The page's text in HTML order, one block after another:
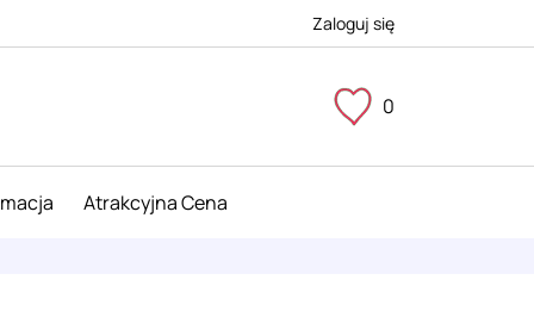
Zaloguj się
0
Atrakcyjna Cena